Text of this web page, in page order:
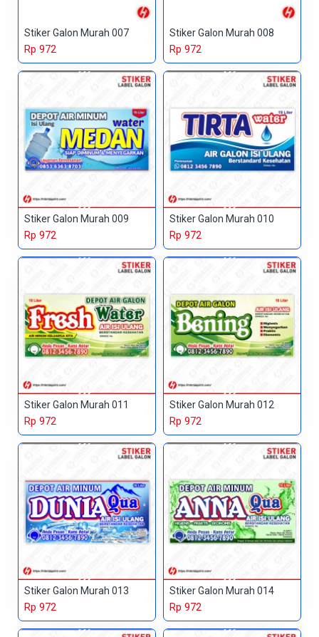
Stiker Galon Murah 007
Rp 972
Stiker Galon Murah 008
Rp 972
Stiker Galon Murah 009
Rp 972
Stiker Galon Murah 010
Rp 972
Stiker Galon Murah 011
Rp 972
Stiker Galon Murah 012
Rp 972
Stiker Galon Murah 013
Rp 972
Stiker Galon Murah 014
Rp 972